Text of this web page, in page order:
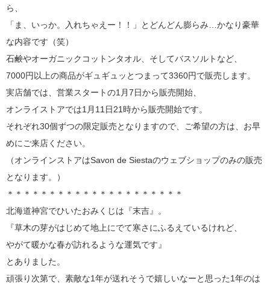
ら、
「ま、いっか。入れちゃえー！！」とどんどん膨らみ…かなり豪華
な内容です（笑）
石鹸やオーガニックコットンタオル、そしてバスソルトなど、
7000円以上の商品がギュギュッとつまって3360円で販売します。
実店舗では、営業スタートの1月7日から販売開始、
オンライストアでは1月11日21時から販売開始です。
それぞれ30個ずつの限定販売となりますので、ご希望の方は、お早
めにご来店ください。
（オンラインストアはSavon de Siestaのウェブショップのみの販売
となります。）
＊＊＊＊＊＊＊＊＊＊＊＊＊＊＊＊＊＊＊＊＊
北海道神宮でひいたおみくじは『末吉』。
『草木の芽がはじめて地上にでて寒さにふるえているけれど、
やがて暖かな春が訪れるような運気です』
とありました。
頑張り次第で、素敵な1年が送れそうで嬉しいなーと思った1年のは